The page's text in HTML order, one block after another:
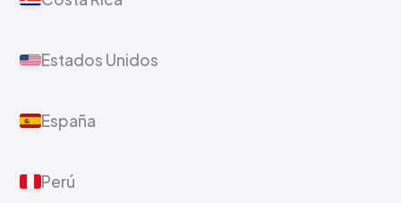
Estados Unidos
España
Perú